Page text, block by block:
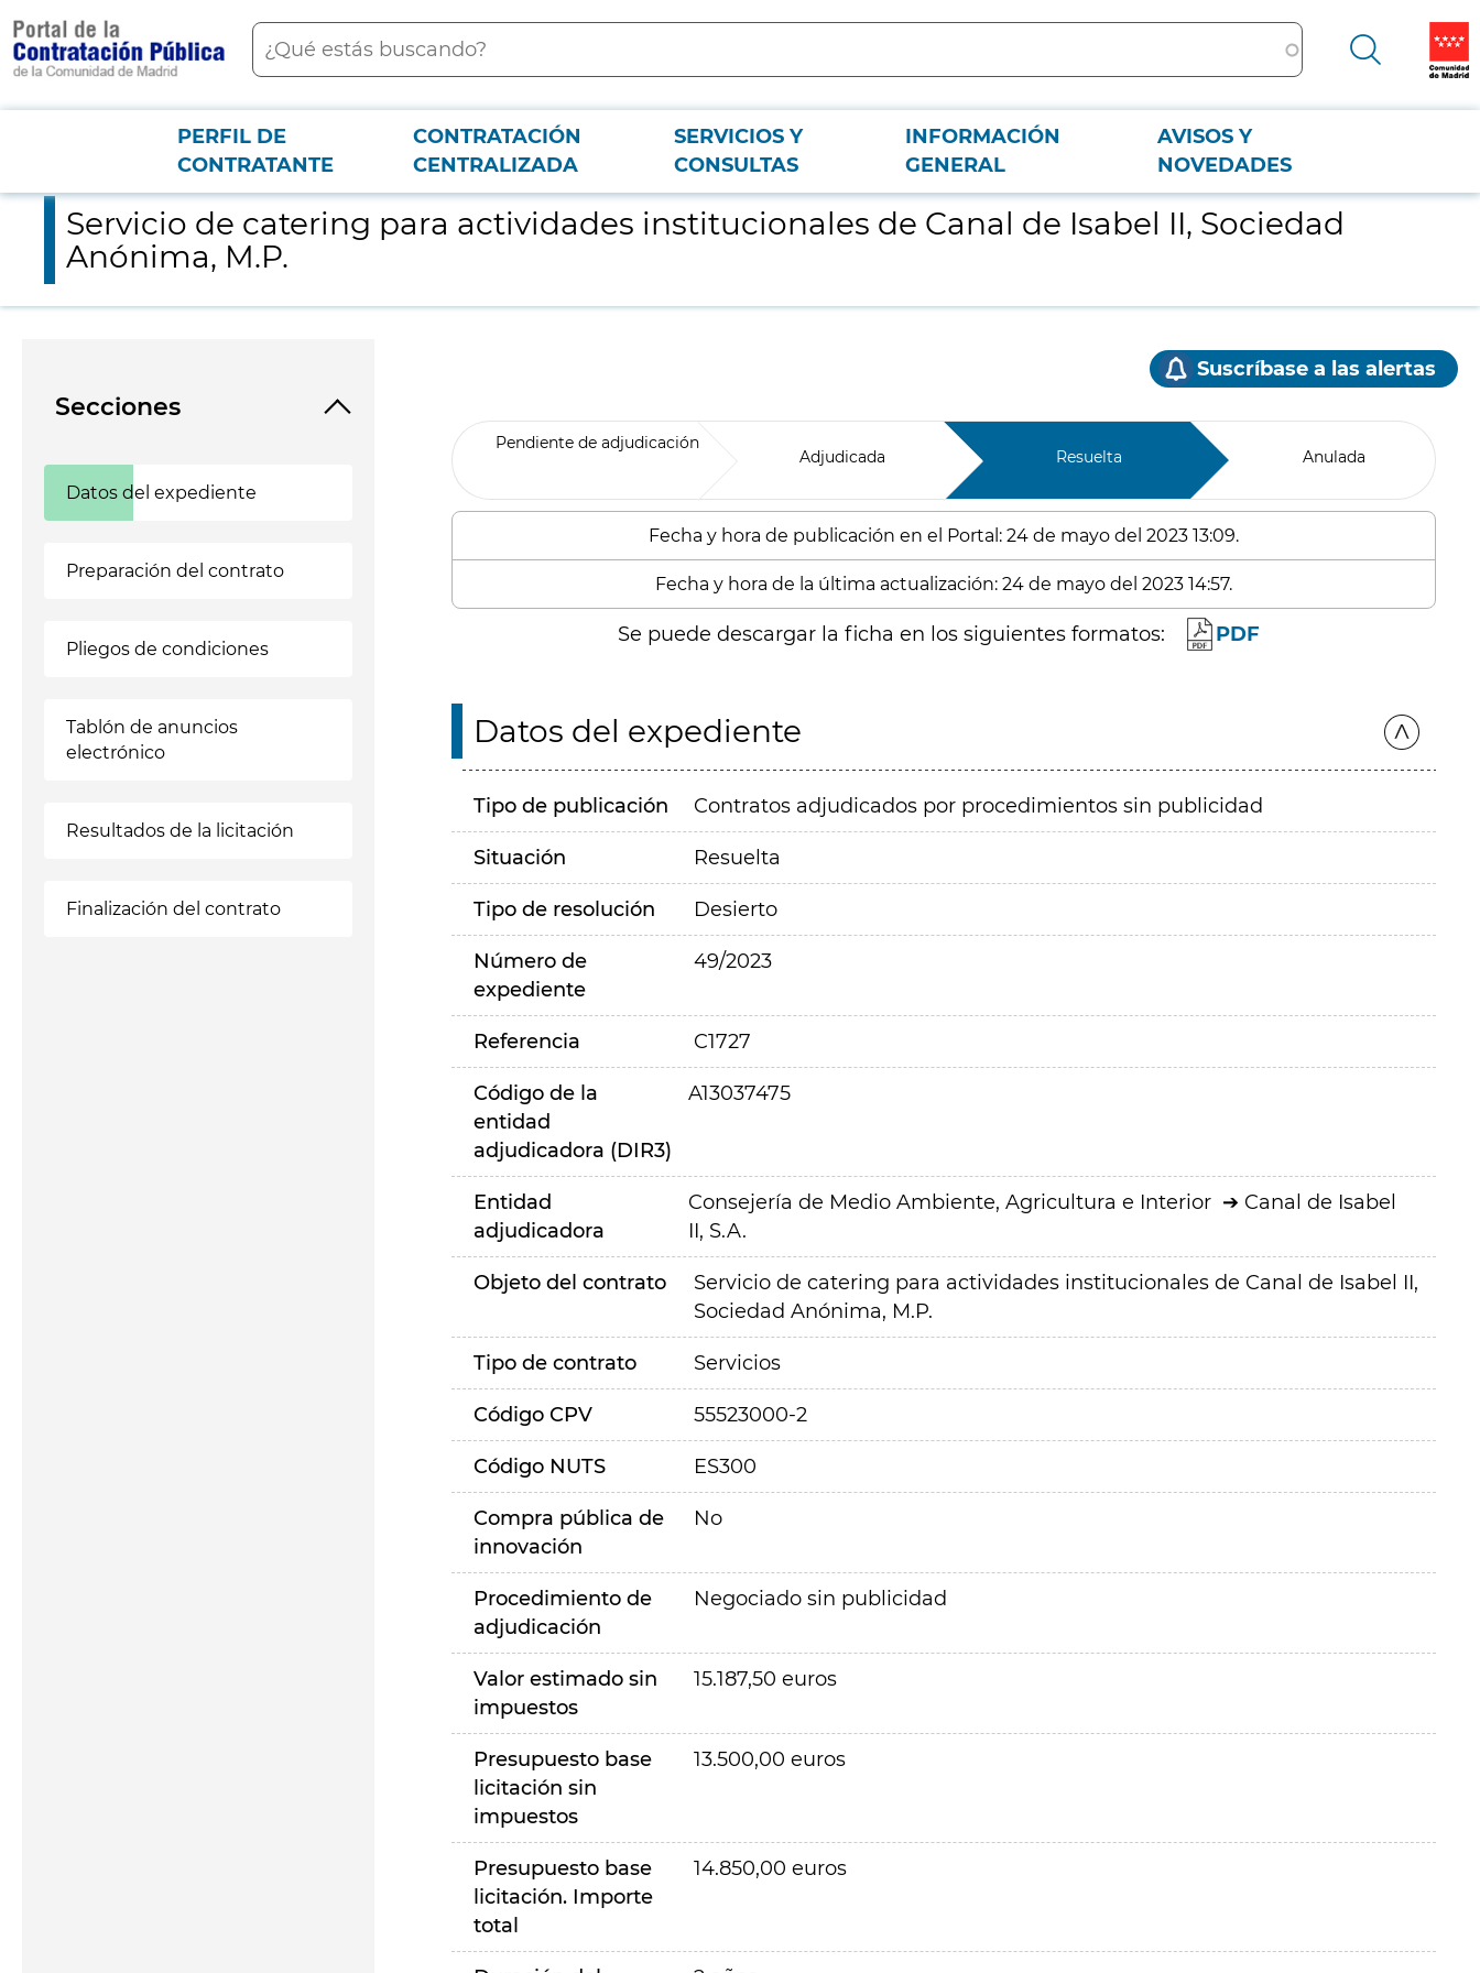
contenido
principal
Buscar
Menú PCON
PERFIL DE
CONTRATANTE
CONTRATACIÓN
CENTRALIZADA
SERVICIOS Y
CONSULTAS
INFORMACIÓN
GENERAL
AVISOS Y
NOVEDADES
Servicio de catering para actividades institucionales de Canal de Isabel II, Sociedad Anónima, M.P.
Servicio de catering para actividades institucionales de Canal de Isabel II, Sociedad
Anónima, M.P.
Secciones
Datos del expediente
Preparación del contrato
Pliegos de condiciones
Tablón de anuncios
electrónico
Resultados de la licitación
Finalización del contrato
Suscríbase a las alertas
Pendiente de adjudicación
Adjudicada Resuelta Anulada
Fecha y hora de publicación en el Portal: 24 de mayo del 2023 13:09.
Fecha y hora de la última actualización: 24 de mayo del 2023 14:57.
Se puede descargar la ficha en los siguientes formatos: PDF
Datos del expediente
Tipo de publicación Contratos adjudicados por procedimientos sin publicidad
Situación Resuelta
Tipo de resolución Desierto
Número de
expediente
49/2023
Referencia C1727
Código de la
entidad
adjudicadora (DIR3)
A13037475
Entidad
adjudicadora
Consejería de Medio Ambiente, Agricultura e Interior
Canal de Isabel
II, S.A.
Objeto del contrato
Servicio de catering para actividades institucionales de Canal de Isabel II,
Sociedad Anónima, M.P.
Tipo de contrato Servicios
Código CPV 55523000-2
Código NUTS ES300
Compra pública de
innovación
No
Procedimiento de
adjudicación
Negociado sin publicidad
Valor estimado sin
impuestos
15.187,50 euros
Presupuesto base
licitación sin
impuestos
13.500,00 euros
Presupuesto base
licitación. Importe
total
14.850,00 euros